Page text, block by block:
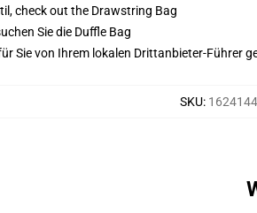
check out the Drawstring Bag
Sie die Duffle Bag
Sie von Ihrem lokalen Drittanbieter-Führer
SKU: